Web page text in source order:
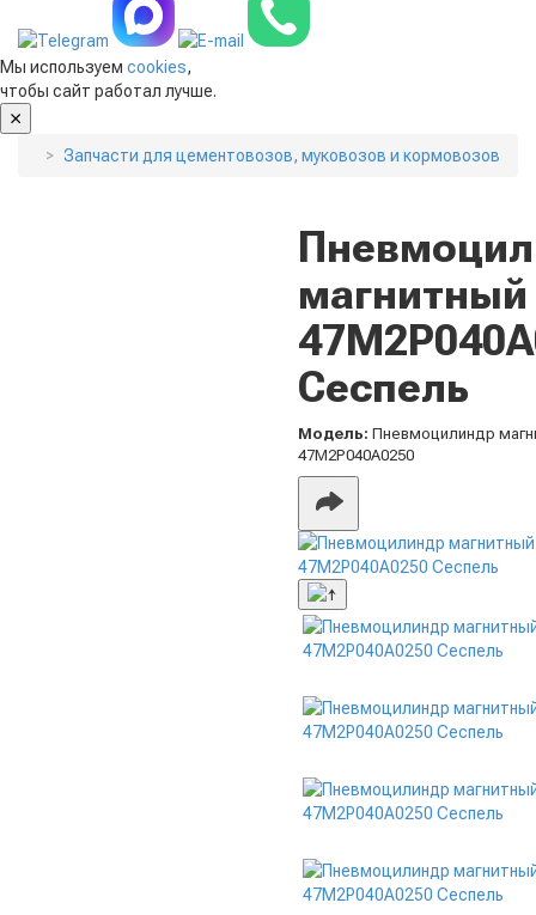
Мы используем cookies,
чтобы сайт работал лучше.
Запчасти для цементовозов, муковозов и кормовозов
магнитный
Сеспель
Модель: Пневмоцилиндр
47M2P040A0250